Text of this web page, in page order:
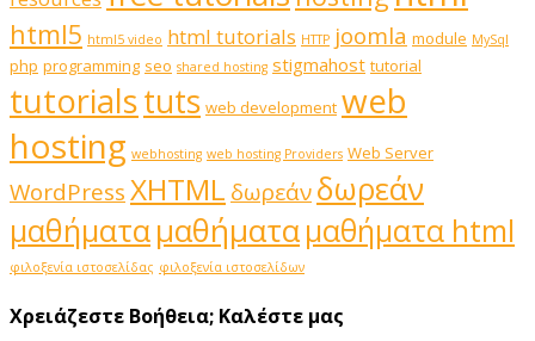
html5 html5 video html tutorials HTTP joomla module MySql
php programming seo shared hosting stigmahost tutorial
tutorialstuts web development web
hosting webhosting web hosting Providers Web Server
WordPressXHTML δωρεάνδωρεάν
μαθήματαμαθήματαμαθήματα html
φιλοξενία ιστοσελίδας φιλοξενία ιστοσελίδων
Χρειάζεστε Βοήθεια; Καλέστε μας